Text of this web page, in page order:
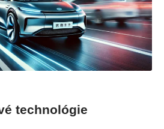
technológie